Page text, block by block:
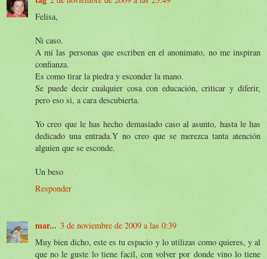
Felisa,
Ni caso.
A mi las personas que escriben en el anonimato, no me inspiran
confianza.
Es como tirar la piedra y esconder la mano.
Se puede decir cualquier cosa con educación, criticar y diferir,
pero eso si, a cara descubierta.
Yo creo que le has hecho demasiado caso al asunto, hasta le has
dedicado una entrada.Y no creo que se merezca tanta atención
alguien que se esconde.
Un beso
Responder
mar... 3 de noviembre de 2009 a las 0:39
Muy bien dicho, este es tu espacio y lo utilizas como quieres, y al
que no le guste lo tiene facil, con volver por donde vino lo tiene